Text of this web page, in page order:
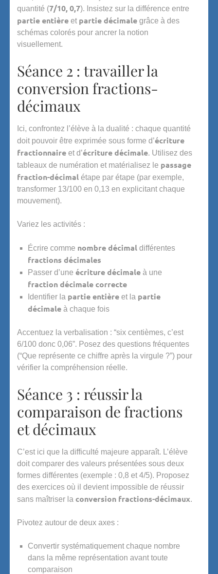
quantité (7/10, 0,7). Insistez sur la différence entre
partie entière et partie décimale grâce à des
schémas colorés pour ancrer la notion
visuellement.
Séance 2 : travailler la
conversion fractions-
décimaux
Ici, confrontez l’élève à la dualité : chaque quantité
doit pouvoir être exprimée sous forme d’écriture
fractionnaire et d’écriture décimale. Utilisez des
tableaux de numération et matérialisez le passage
fraction-décimal étape par étape (par exemple,
transformer 13/100 en 0,13 en explicitant chaque
mouvement).
Variez les activités :
Écrire comme nombre décimal différentes
fractions décimales
Passer d’une écriture décimale à une
fraction décimale correcte
Identifier la partie entière et la partie
décimale à chaque fois
Accentuez la verbalisation : “six centièmes, c’est
6/100 donc 0,06”. Posez des questions fréquentes
(“Que représente ce chiffre après la virgule ?”) pour
vérifier la compréhension réelle.
Séance 3 : réussir la
comparaison de fractions
et décimaux
C’est ici que la difficulté majeure apparaît. L’élève
doit comparer des valeurs présentées sous deux
formes différentes (exemple : 0,8 et 4/5). Proposez
des exercices où il devient impossible de réussir
sans maîtriser la conversion fractions-décimaux.
Pivotez autour de deux axes :
Convertir systématiquement chaque nombre
dans la même représentation avant toute
comparaison